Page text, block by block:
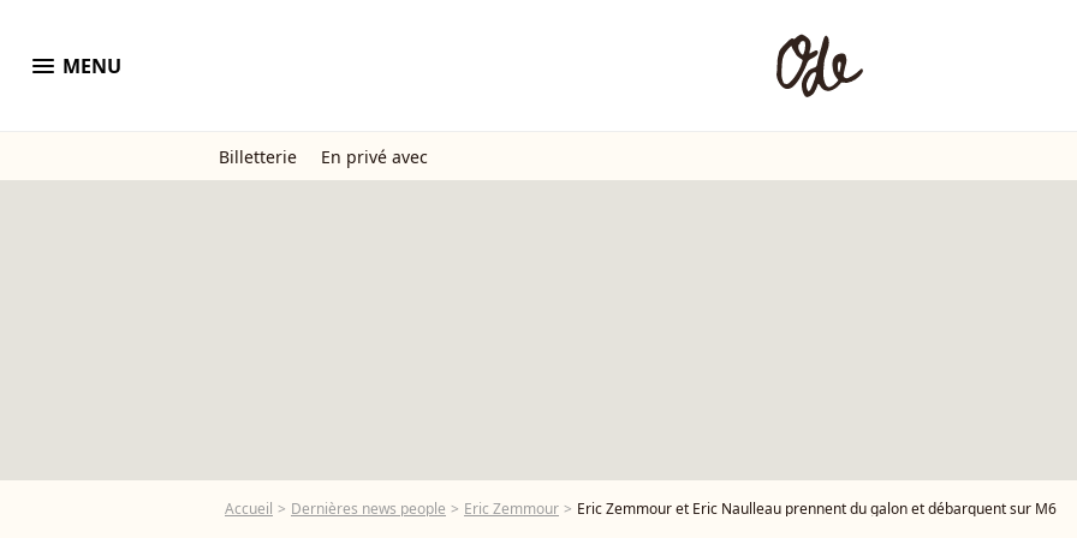
menu MENU
Billetterie En privé avec
Accueil Dernières news people Eric Zemmour Eric Zemmour et Eric Naulleau prennent du galon et débarquent sur M6